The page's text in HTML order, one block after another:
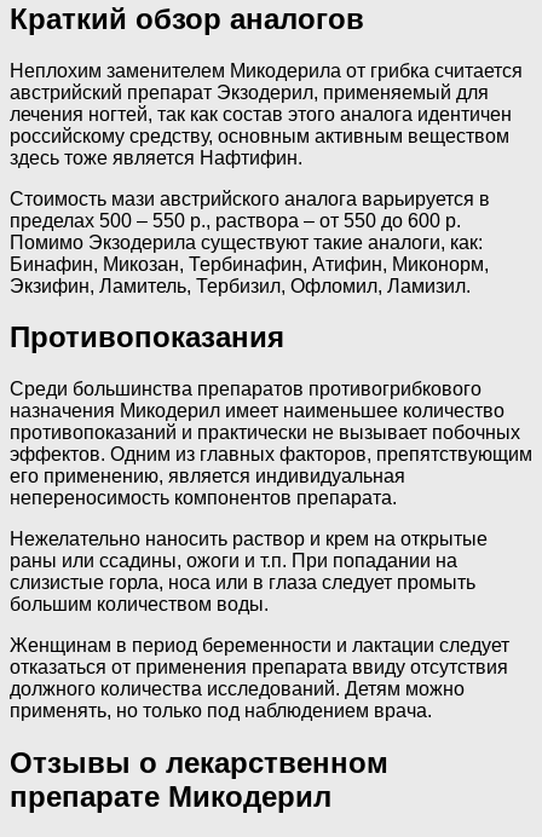
Краткий обзор аналогов
Неплохим заменителем Микодерила от грибка считается
австрийский препарат Экзодерил, применяемый для
лечения ногтей, так как состав этого аналога идентичен
российскому средству, основным активным веществом
здесь тоже является Нафтифин.
Стоимость мази австрийского аналога варьируется в
пределах 500 – 550 р., раствора – от 550 до 600 р.
Помимо Экзодерила существуют такие аналоги, как:
Бинафин, Микозан, Тербинафин, Атифин, Миконорм,
Экзифин, Ламитель, Тербизил, Офломил, Ламизил.
Противопоказания
Среди большинства препаратов противогрибкового
назначения Микодерил имеет наименьшее количество
противопоказаний и практически не вызывает побочных
эффектов. Одним из главных факторов, препятствующим
его применению, является индивидуальная
непереносимость компонентов препарата.
Нежелательно наносить раствор и крем на открытые
раны или ссадины, ожоги и т.п. При попадании на
слизистые горла, носа или в глаза следует промыть
большим количеством воды.
Женщинам в период беременности и лактации следует
отказаться от применения препарата ввиду отсутствия
должного количества исследований. Детям можно
применять, но только под наблюдением врача.
Отзывы о лекарственном
препарате Микодерил